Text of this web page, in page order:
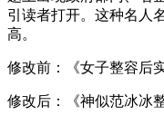
引读者打开。这种名人
高。
修改前：《女子整容后
修改后：《神似范冰冰